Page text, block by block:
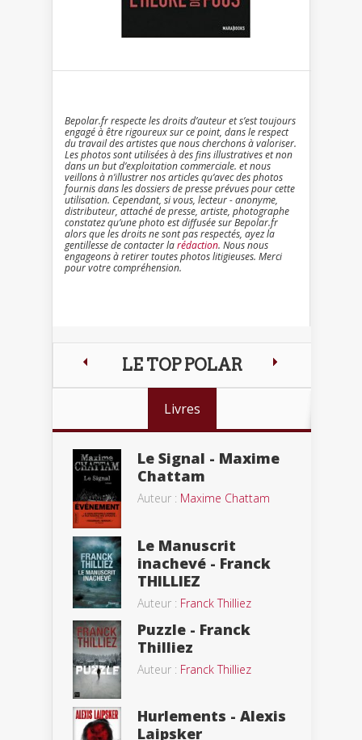
Bepolar.fr respecte les droits d’auteur et s’est toujours
engagé à être rigoureux sur ce point, dans le respect
du travail des artistes que nous cherchons à valoriser.
Les photos sont utilisées à des fins illustratives et non
dans un but d’exploitation commerciale. et nous
veillons à n’illustrer nos articles qu’avec des photos
fournis dans les dossiers de presse prévues pour cette
utilisation. Cependant, si vous, lecteur - anonyme,
distributeur, attaché de presse, artiste, photographe
constatez qu’une photo est diffusée sur Bepolar.fr
alors que les droits ne sont pas respectés, ayez la
gentillesse de contacter larédaction. Nous nous
engageons à retirer toutes photos litigieuses. Merci
pour votre compréhension.
LE TOP POLAR
Livres
Le Signal - Maxime
Chattam
Auteur : Maxime Chattam
Le Manuscrit
inachevé - Franck
THILLIEZ
Auteur : Franck Thilliez
Puzzle - Franck
Thilliez
Auteur : Franck Thilliez
Hurlements - Alexis
Laipsker